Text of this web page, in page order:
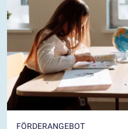
FÖRDERANGEBOT